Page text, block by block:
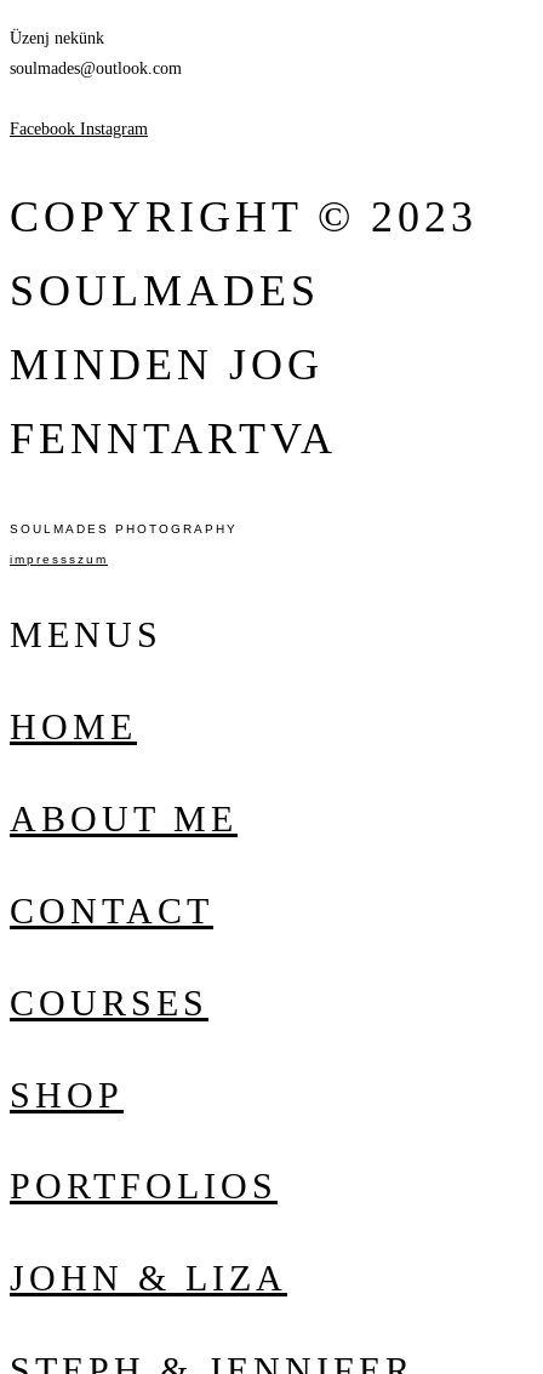
Üzenj nekünk
soulmades@outlook.com
Facebook Instagram
COPYRIGHT © 2023
SOULMADES
MINDEN JOG
FENNTARTVA
SOULMADES PHOTOGRAPHY
impressszum
MENUS
HOME
ABOUT ME
CONTACT
COURSES
SHOP
PORTFOLIOS
JOHN & LIZA